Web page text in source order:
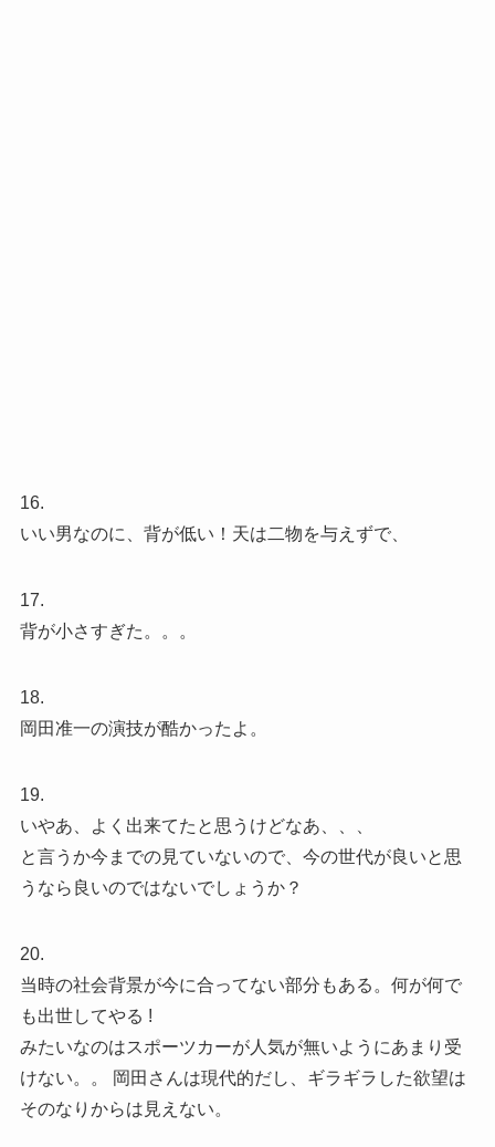
16.
いい男なのに、背が低い！天は二物を与えずで、
17.
背が小さすぎた。。。
18.
岡田准一の演技が酷かったよ。
19.
いやあ、よく出来てたと思うけどなあ、、、
と言うか今までの見ていないので、今の世代が良いと思
うなら良いのではないでしょうか？
20.
当時の社会背景が今に合ってない部分もある。何が何で
も出世してやる !
みたいなのはスポーツカーが人気が無いようにあまり受
けない。。 岡田さんは現代的だし、ギラギラした欲望は
そのなりからは見えない。